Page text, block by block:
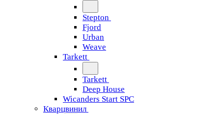
Stepton
Fjord
Urban
Weave
Tarkett
Tarkett
Deep House
Wicanders Start SPC
Кварцвинил